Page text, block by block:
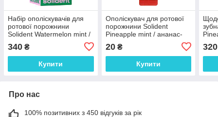
Набір ополіскувачів для
ротової порожнини
Solident Watermelon mint /
340 ₴
Купити
Ополіскувач для ротової
порожнини Solident
Pineapple mint / ананас-
20₴
Купити
320
Про нас
100% позитивних з 450 відгуків за рік